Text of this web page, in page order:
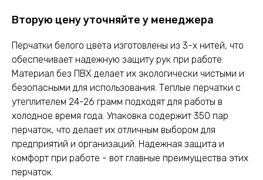
Вторую цену уточняйте у менеджера
Перчатки белого цвета изготовлены из 3-х нитей, что
обеспечивает надежную защиту рук при работе.
Материал без ПВХ делает их экологически чистыми и
безопасными для использования. Теплые перчатки с
утеплителем 24-26 грамм подходят для работы в
холодное время года. Упаковка содержит 350 пар
перчаток, что делает их отличным выбором для
предприятий и организаций. Надежная защита и
комфорт при работе - вот главные преимущества этих
перчаток.